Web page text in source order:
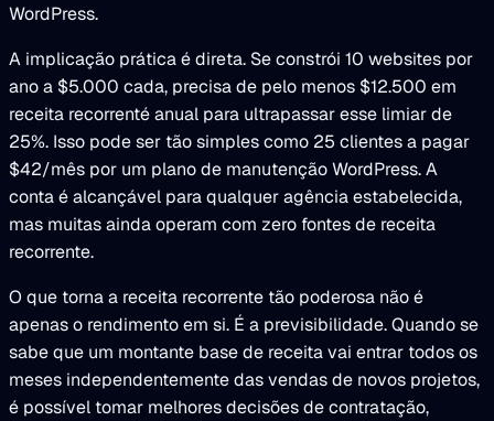
WordPress.
A implicação prática é direta. Se constrói 10 websites por
ano a $5.000 cada, precisa de pelo menos $12.500 em
receita recorrenté anual para ultrapassar esse limiar de
25%. Isso pode ser tão simples como 25 clientes a pagar
$42/mês por um plano de manutenção WordPress. A
conta é alcançável para qualquer agência estabelecida,
mas muitas ainda operam com zero fontes de receita
recorrente.
O que torna a receita recorrente tão poderosa não é
apenas o rendimento em si. É a previsibilidade. Quando se
sabe que um montante base de receita vai entrar todos os
meses independentemente das vendas de novos projetos,
é possível tomar melhores decisões de contratação,